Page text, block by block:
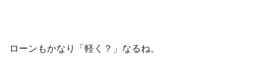
ローンもかなり「軽く？」なるね。